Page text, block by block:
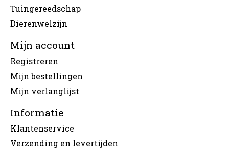
Tuingereedschap
Dierenwelzijn
Mijn account
Registreren
Mijn bestellingen
Mijn verlanglijst
Informatie
Klantenservice
Verzending en levertijden